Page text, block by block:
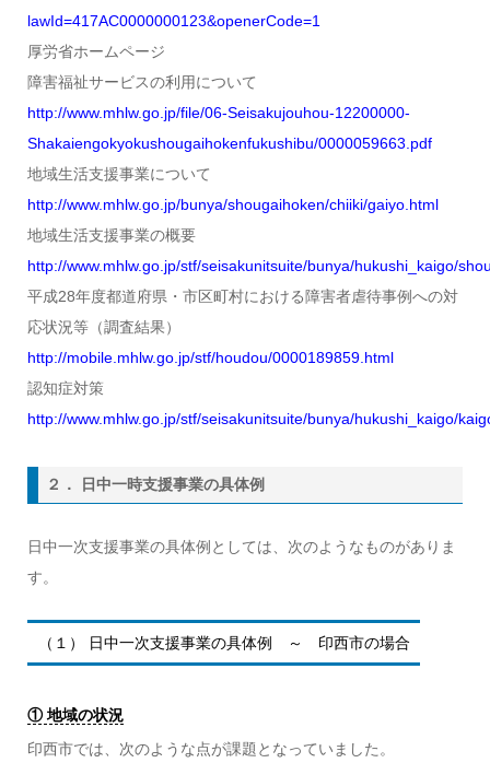
lawId=417AC0000000123&openerCode=1
厚労省ホームページ
障害福祉サービスの利用について
http://www.mhlw.go.jp/file/06-Seisakujouhou-12200000-
Shakaiengokyokushougaihokenfukushibu/0000059663.pdf
地域生活支援事業について
http://www.mhlw.go.jp/bunya/shougaihoken/chiiki/gaiyo.html
地域生活支援事業の概要
http://www.mhlw.go.jp/stf/seisakunitsuite/bunya/hukushi_kaigo/
平成28年度都道府県・市区町村における障害者虐待事例への対
応状況等（調査結果）
http://mobile.mhlw.go.jp/stf/houdou/0000189859.html
認知症対策
http://www.mhlw.go.jp/stf/seisakunitsuite/bunya/hukushi_kaigo/
２． 日中一時支援事業の具体例
日中一次支援事業の具体例としては、次のようなものがありま
す。
（１） 日中一次支援事業の具体例 ～ 印西市の場合
① 地域の状況
印西市では、次のような点が課題となっていました。